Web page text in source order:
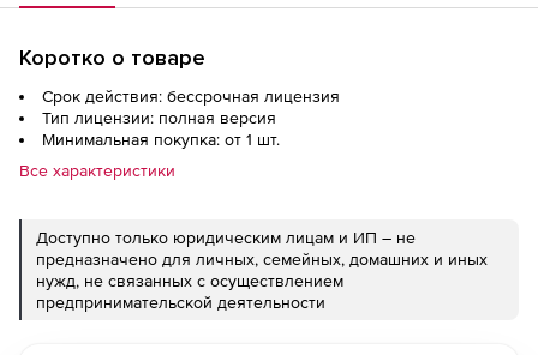
Коротко о товаре
Срок действия: бессрочная лицензия
Тип лицензии: полная версия
Минимальная покупка: от 1 шт.
Все характеристики
Доступно только юридическим лицам и ИП – не
предназначено для личных, семейных, домашних и иных
нужд, не связанных с осуществлением
предпринимательской деятельности